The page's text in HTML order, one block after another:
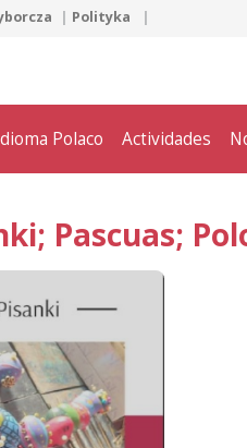
Polityka
Polaco Actividades
Pascuas;